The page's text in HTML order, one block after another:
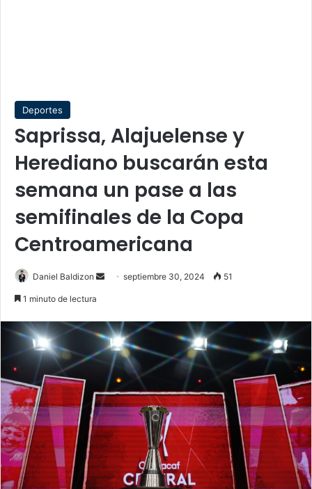
Deportes
Saprissa, Alajuelense y
Herediano buscarán esta
semana un pase a las
semifinales de la Copa
Centroamericana
Daniel Baldizon
Sendseptiembre 30, 2024 51
1 minuto de lectura